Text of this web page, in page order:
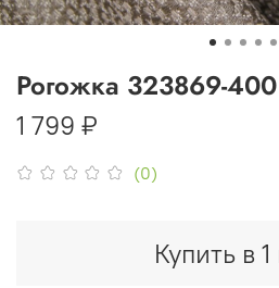
(0)
Рогожка 323869-400
1 799 ₽
Купить в